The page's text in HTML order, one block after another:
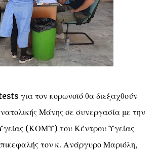
για τον κορωνοϊό θα διεξαχθούν
Μάνης σε συνεργασία με την
(ΚΟΜΥ) του Κέντρου Υγείας
τον κ. Ανάργυρο Μαριόλη,